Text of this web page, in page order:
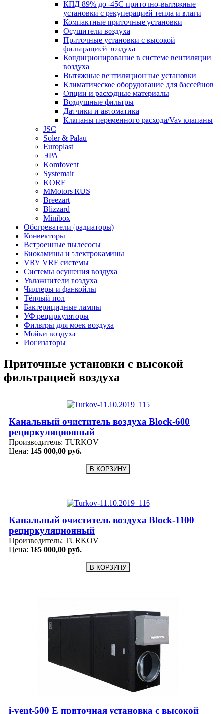
КПД 89% до -45C приточно-вытяжные
установки с рекуперацией тепла и влаги
Компактные приточные установки
Осушители воздуха
Приточные установки с высокой
фильтрацией воздуха
Кондиционирование в системе вентиляции
воздуха
Вытяжные вентиляционные установки
Климатическое оборудование для бассейнов
Опции и расходные материалы
Воздушные фильтры
Датчики и автоматика
Клапаны переменного расхода/Vav клапаны
JSC
Soler & Palau
Europlast
ЭРА
Komfovent
Systemair
KORF
MMotors RUS
Breezart
Blizzard
Minibox
Обогреватели (радиаторы)
Конвекторы
Встроенные пылесосы
Биокамины и электрокамины
VRV VRF системы
Системы осушения воздуха
Увлажнители воздуха
Чиллеры и фанкойлы
Тёплый пол
Бактерицидные лампы
УФ рециркуляторы
Фильтры для моек воздуха
Мойки воздуха
Ионизаторы
Приточные установки с высокой
фильтрацией воздуха
Канальный очиститель воздуха Block-600
рециркуляционный
Производитель: TURKOV
Цена: 145 000,00 руб.
Канальный очиститель воздуха Block-1100
рециркуляционный
Производитель: TURKOV
Цена: 185 000,00 руб.
i-vent-500 E приточная установка с высокой